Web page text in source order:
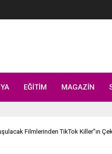
EĞİTİM MAGAZİN
Filmlerinden TikTok Killer”ın